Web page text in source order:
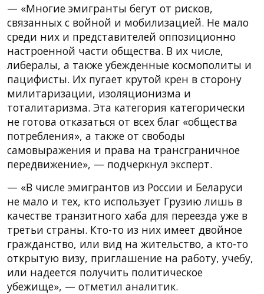
— «Многие эмигранты бегут от рисков,
связанных с войной и мобилизацией. Не мало
среди них и представителей оппозиционно
настроенной части общества. В их числе,
либералы, а также убежденные космополиты и
пацифисты. Их пугает крутой крен в сторону
милитаризации, изоляционизма и
тоталитаризма. Эта категория категорически
не готова отказаться от всех благ «общества
потребления», а также от свободы
самовыражения и права на трансграничное
передвижение», — подчеркнул эксперт.
— «В числе эмигрантов из России и Беларуси
не мало и тех, кто использует Грузию лишь в
качестве транзитного хаба для переезда уже в
третьи страны. Кто-то из них имеет двойное
гражданство, или вид на жительство, а кто-то
открытую визу, приглашение на работу, учебу,
или надеется получить политическое
убежище», — отметил аналитик.